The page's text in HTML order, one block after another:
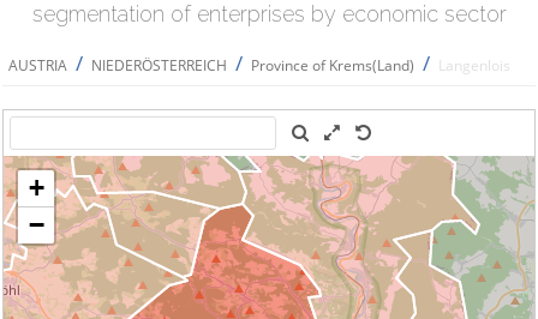
segmentation of enterprises by economic sector
AUSTRIA / NIEDERÖSTERREICH / Province of Krems(Land) / Langenlois